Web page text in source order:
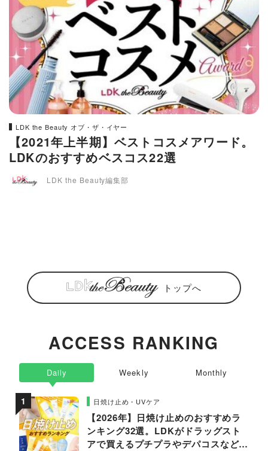
LDK the Beauty オブ・ザ・イヤー
【2021年上半期】ベストコスメアワード。
LDKのおすすめベスコス22選
LDK the Beauty編集部
トップへ
ACCESS RANKING
Daily
日焼け止め・UVケア
【2026年】日焼け止めのおすすめラ
ンキング32選。LDKがドラッグスト
アで買えるプチプラやデパコスなどの
Weekly Monthly